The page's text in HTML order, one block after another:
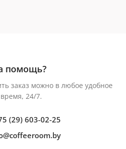
помощь?
заказ можно в любое удобное
24/7.
(29) 603-02-25